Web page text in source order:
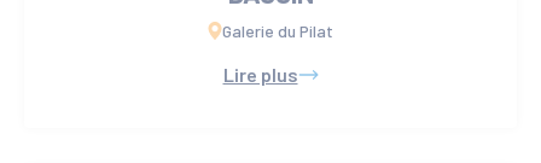
Galerie du Pilat
Lire plus